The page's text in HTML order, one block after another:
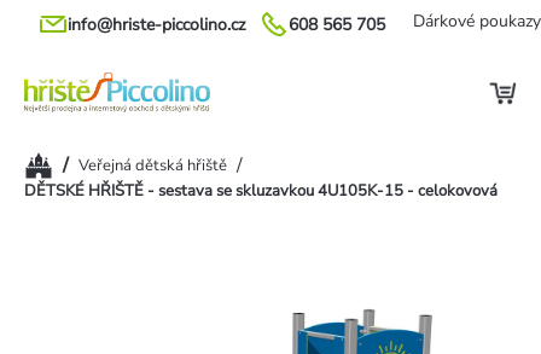
Přejít
608 565 705
info@hriste-piccolino.cz Dárkové poukazy
Domů/ Veřejná dětská hřiště /
DĚTSKÉ HŘIŠTĚ - sestava se skluzavkou 4U105K-15 - celokovová